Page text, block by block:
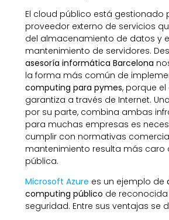
El cloud público está gestionado
proveedor externo de servicios
del almacenamiento de datos y
mantenimiento de servidores.
asesoría informática Barcelona
la forma más común de
computing para pymes, porque
garantiza a través de Internet.
por su parte, combina ambas
para muchas empresas es
cumplir con normativas
mantenimiento resulta más caro
pública.
Microsoft Azure es un ejemplo de
computing público de
seguridad. Entre sus ventajas se